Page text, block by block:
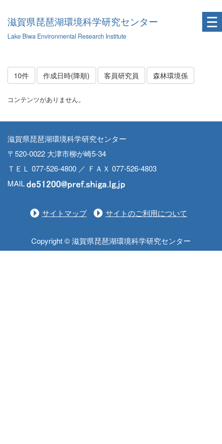
滋賀県琵琶湖環境科学研究センター
Lake Biwa Environmental Research Institute
10件 作成日時(降順) 客員研究員 森林環境係
コンテンツがありません。
滋賀県琵琶湖環境科学研究センター
〒520-0022 大津市柳が崎5-34
ＴＥＬ 077-526-4800 ／ ＦＡＸ 077-526-4803
MAIL
サイトマップ サイトのご利用について
Copyright © 滋賀県琵琶湖環境科学研究センター